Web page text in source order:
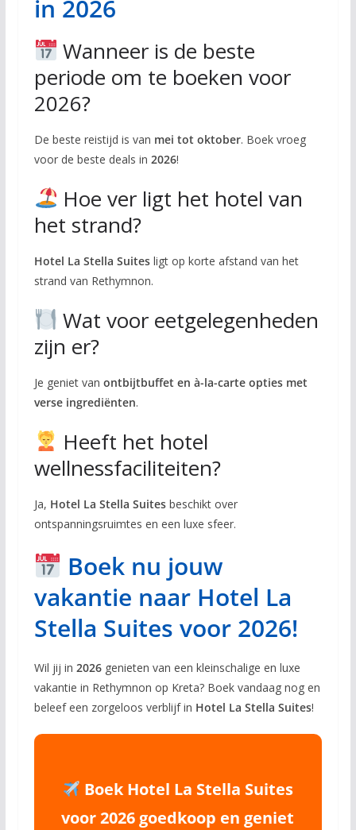
in 2026
Wanneer is de beste
periode om te boeken voor
2026?
De beste reistijd is van mei tot oktober. Boek vroeg
voor de beste deals in 2026!
Hoe ver ligt het hotel van
het strand?
Hotel La Stella Suitesligt op korte afstand van het
strand van Rethymnon.
Wat voor eetgelegenheden
zijn er?
Je geniet van ontbijtbuffet en à-la-carte opties met
verse ingrediënten.
Heeft het hotel
wellnessfaciliteiten?
Ja, Hotel La Stella Suitesbeschikt over
ontspanningsruimtes en een luxe sfeer.
Boek nu jouw
vakantie naar Hotel La
Stella Suites voor 2026!
Wil jij in 2026genieten van een kleinschalige en luxe
vakantie in Rethymnon op Kreta? Boek vandaag nog en
beleef een zorgeloos verblijf in Hotel La Stella Suites!
Boek Hotel La Stella Suites
voor 2026 goedkoop en geniet